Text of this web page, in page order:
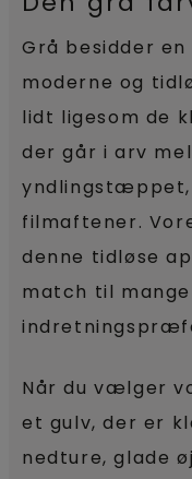
Grå besidder
moderne og
lidt ligesom de
der går i arv
filmaftener.
denne tidløse
match til
Når du vælger
et gulv, der er
nedture, glade